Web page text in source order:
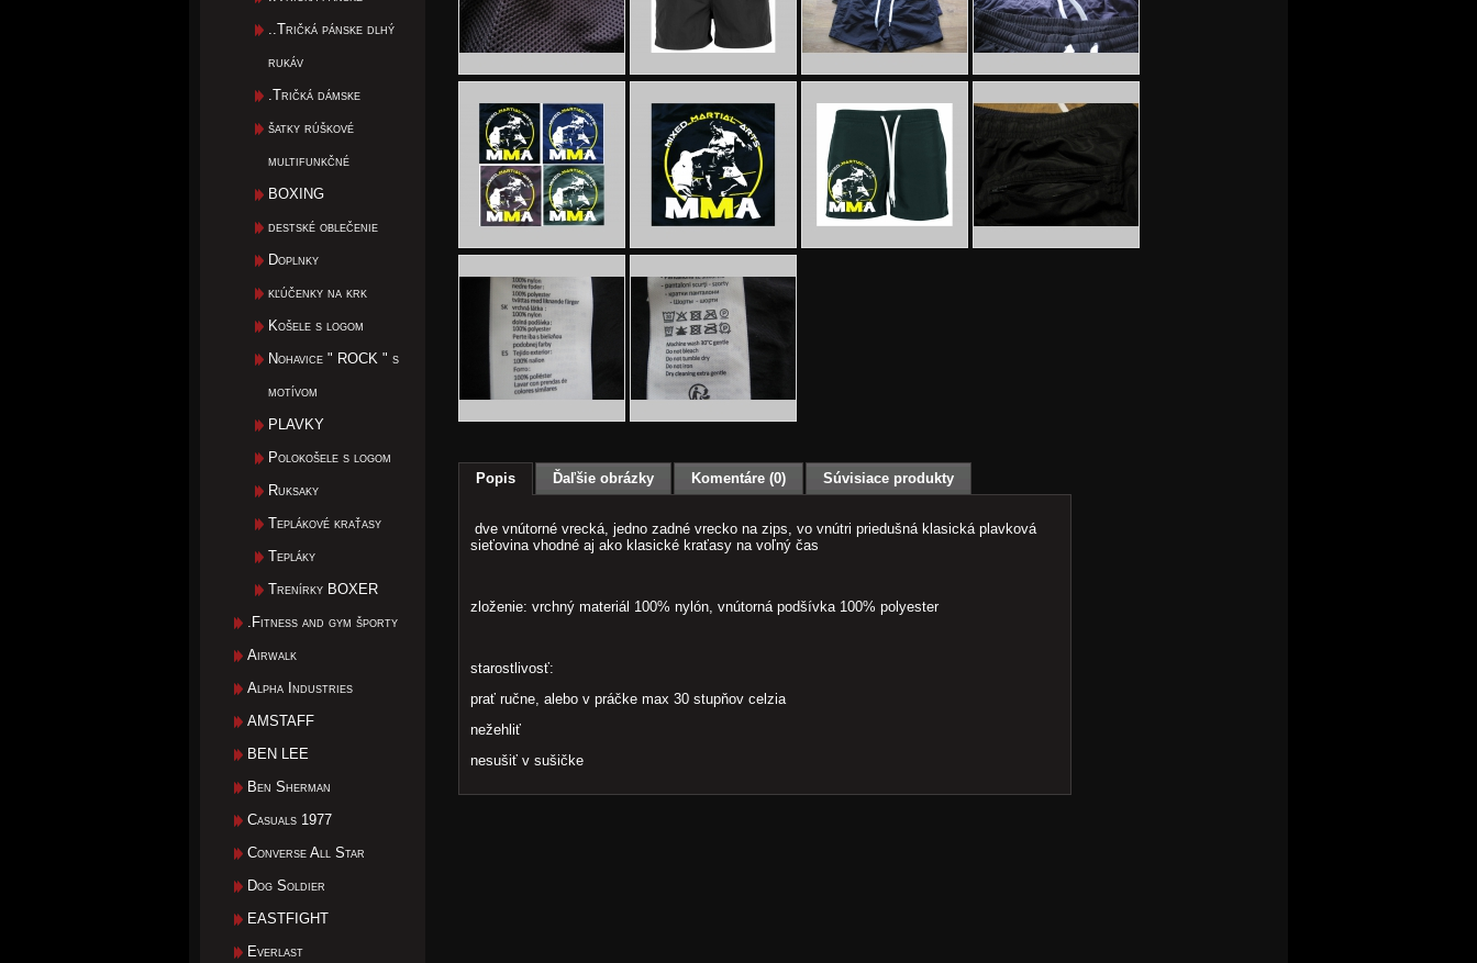
..Tričká pánske dlhý
rukáv
.Tričká dámske
šatky rúškové
multifunkčné
BOXING
destské oblečenie
Doplnky
kľúčenky na krk
Košele s logom
Nohavice " ROCK " s
motívom
PLAVKY
Polokošele s logom
Ruksaky
Teplákové kraťasy
Tepláky
Trenírky BOXER
.Fitness and gym športy
Airwalk
Alpha Industries
AMSTAFF
BEN LEE
Ben Sherman
Casuals 1977
Converse All Star
Dog Soldier
EASTFIGHT
Everlast
Popis Ďaľšie obrázky Komentáre (0) Súvisiace produkty
dve vnútorné vrecká, jedno zadné vrecko na zips, vo vnútri priedušná klasická plavková
sieťovina vhodné aj ako klasické kraťasy na voľný čas
zloženie: vrchný materiál 100% nylón, vnútorná podšívka 100% polyester
starostlivosť:
prať ručne, alebo v práčke max 30 stupňov celzia
nežehliť
nesušiť v sušičke